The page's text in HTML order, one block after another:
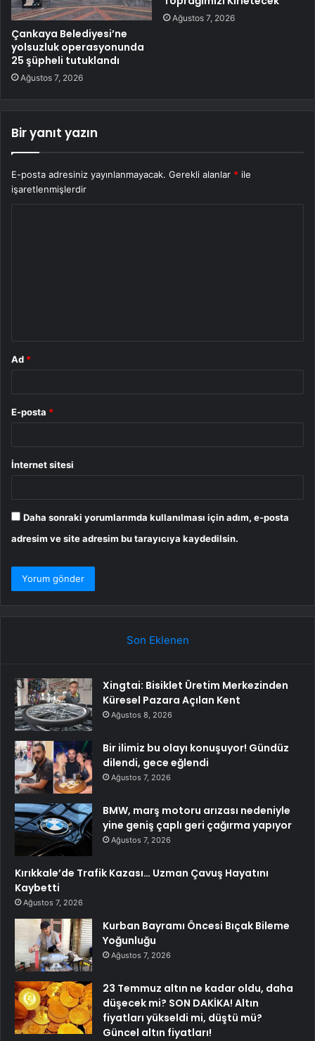
Çankaya Belediyesi’ne
yolsuzluk operasyonunda
25 şüpheli tutuklandı
Ağustos 7, 2026
Ağustos 7, 2026
Bir yanıt yazın
E-posta adresiniz yayınlanmayacak. Gerekli alanlar * ile
işaretlenmişlerdir
Ad *
E-posta *
İnternet sitesi
Daha sonraki yorumlarımda kullanılması için adım, e-posta
adresim ve site adresim bu tarayıcıya kaydedilsin.
Son Eklenen
Xingtai: Bisiklet Üretim Merkezinden
Küresel Pazara Açılan Kent
Ağustos 8, 2026
Bir ilimiz bu olayı konuşuyor! Gündüz
dilendi, gece eğlendi
Ağustos 7, 2026
BMW, marş motoru arızası nedeniyle
yine geniş çaplı geri çağırma yapıyor
Ağustos 7, 2026
Kırıkkale’de Trafik Kazası… Uzman Çavuş Hayatını
Kaybetti
Ağustos 7, 2026
Kurban Bayramı Öncesi Bıçak Bileme
Yoğunluğu
Ağustos 7, 2026
23 Temmuz altın ne kadar oldu, daha
düşecek mi? SON DAKİKA! Altın
fiyatları yükseldi mi, düştü mü?
Güncel altın fiyatları!